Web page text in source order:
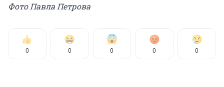
Фото Павла Петрова
0 0 0 0 0